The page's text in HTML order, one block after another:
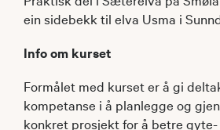
ein sidebekk til elva Usma i
Info om kurset
Formålet med kurset er å gi
kompetanse i å planlegge og
konkret prosjekt for å betre gyte-